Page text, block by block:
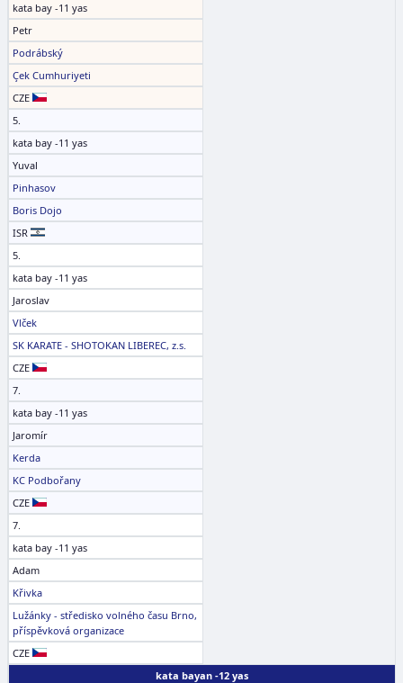
kata bay -11 yas
Petr
Podrábský
Çek Cumhuriyeti
CZE
5.
kata bay -11 yas
Yuval
Pinhasov
Boris Dojo
ISR
5.
kata bay -11 yas
Jaroslav
Vlček
SK KARATE - SHOTOKAN LIBEREC, z.s.
CZE
7.
kata bay -11 yas
Jaromír
Kerda
KC Podbořany
CZE
7.
kata bay -11 yas
Adam
Křivka
Lužánky - středisko volného času Brno,
příspěvková organizace
CZE
kata bayan -12 yas